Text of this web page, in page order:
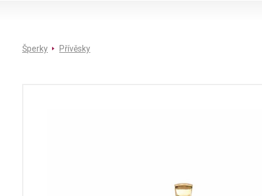
Šperky Přívěsky